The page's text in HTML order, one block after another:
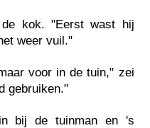
kok. "Eerst wast hij
weer vuil."
voor in de tuin," zei
gebruiken."
bij de tuinman en 's